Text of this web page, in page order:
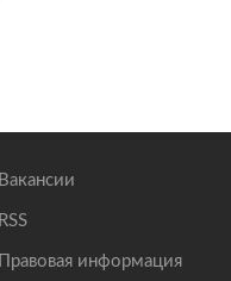
Вакансии
RSS
Правовая информация